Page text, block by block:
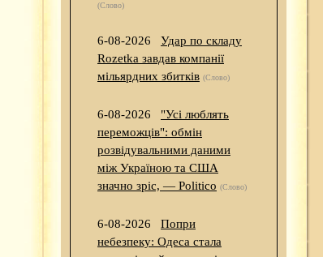
(Слово)
6-08-2026
Удар по складу
Rozetka завдав компанії
мільярдних збитків (Слово)
6-08-2026
"Усі люблять
переможців": обмін
розвідувальними даними
між Україною та США
значно зріс, — Politico (Слово)
6-08-2026
Попри
небезпеку: Одеса стала